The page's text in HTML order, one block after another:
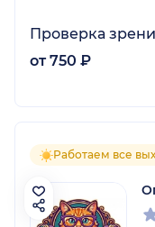
Проверка
от 750 ₽
Работаем все